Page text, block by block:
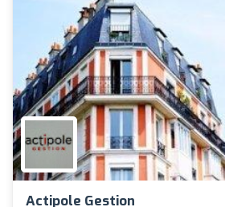
Actipole Gestion